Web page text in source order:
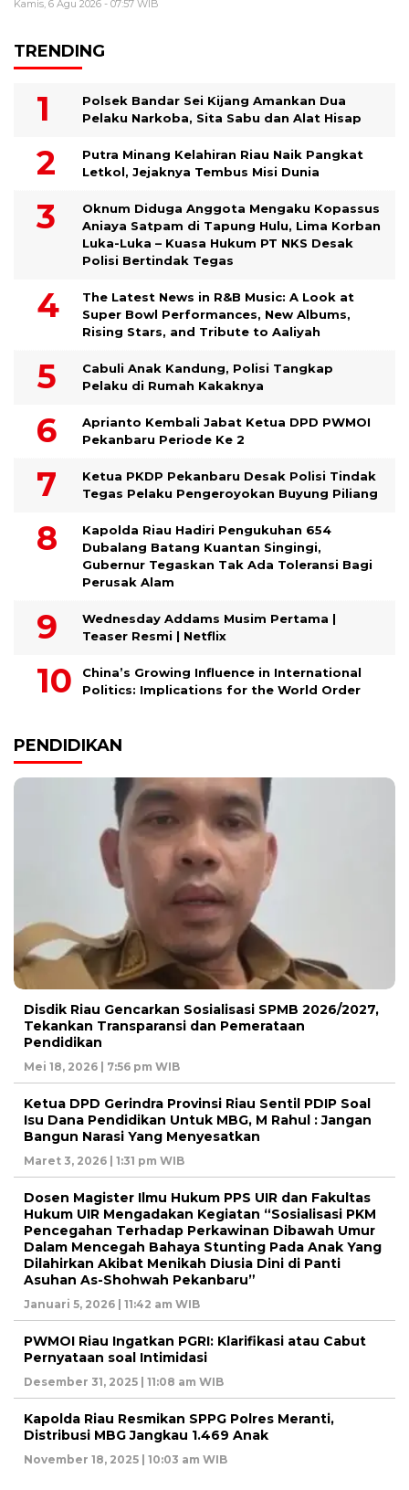
Kamis, 6 Agu 2026 - 07:57 WIB
TRENDING
Polsek Bandar Sei Kijang Amankan Dua
Pelaku Narkoba, Sita Sabu dan Alat Hisap
Putra Minang Kelahiran Riau Naik Pangkat
Letkol, Jejaknya Tembus Misi Dunia
Oknum Diduga Anggota Mengaku Kopassus
Aniaya Satpam di Tapung Hulu, Lima Korban
Luka-Luka – Kuasa Hukum PT NKS Desak
Polisi Bertindak Tegas
The Latest News in R&B Music: A Look at
Super Bowl Performances, New Albums,
Rising Stars, and Tribute to Aaliyah
Cabuli Anak Kandung, Polisi Tangkap
Pelaku di Rumah Kakaknya
Aprianto Kembali Jabat Ketua DPD PWMOI
Pekanbaru Periode Ke 2
Ketua PKDP Pekanbaru Desak Polisi Tindak
Tegas Pelaku Pengeroyokan Buyung Piliang
Kapolda Riau Hadiri Pengukuhan 654
Dubalang Batang Kuantan Singingi,
Gubernur Tegaskan Tak Ada Toleransi Bagi
Perusak Alam
Wednesday Addams Musim Pertama |
Teaser Resmi | Netflix
China’s Growing Influence in International
Politics: Implications for the World Order
PENDIDIKAN
Disdik Riau Gencarkan Sosialisasi SPMB 2026/2027,
Tekankan Transparansi dan Pemerataan
Pendidikan
Mei 18, 2026 | 7:56 pm WIB
Ketua DPD Gerindra Provinsi Riau Sentil PDIP Soal
Isu Dana Pendidikan Untuk MBG, M Rahul : Jangan
Bangun Narasi Yang Menyesatkan
Maret 3, 2026 | 1:31 pm WIB
Dosen Magister Ilmu Hukum PPS UIR dan Fakultas
Hukum UIR Mengadakan Kegiatan “Sosialisasi PKM
Pencegahan Terhadap Perkawinan Dibawah Umur
Dalam Mencegah Bahaya Stunting Pada Anak Yang
Dilahirkan Akibat Menikah Diusia Dini di Panti
Asuhan As-Shohwah Pekanbaru”
Januari 5, 2026 | 11:42 am WIB
PWMOI Riau Ingatkan PGRI: Klarifikasi atau Cabut
Pernyataan soal Intimidasi
Desember 31, 2025 | 11:08 am WIB
Kapolda Riau Resmikan SPPG Polres Meranti,
Distribusi MBG Jangkau 1.469 Anak
November 18, 2025 | 10:03 am WIB